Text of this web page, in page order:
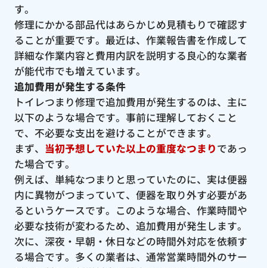
す。
修理にかかる部品代はあらかじめ見積もりで確認す
ることが重要です。最近は、作業報告書を作成して
詳細な作業内容と費用内訳を説明する良心的な業者
が能代市でも増えています。
追加費用が発生する条件
トイレつまり修理で追加費用が発生するのは、主に
以下のような場合です。事前に理解しておくこと
で、不必要な支出を避けることができます。
まず、 当初予想していた以上の重度なつまりであっ
た場合です。
例えば、単純なつまりと思っていたのに、実は便器
内に異物がつまっていて、便器を取り外す必要があ
るというケースです。このような場合、作業時間や
必要な技術が変わるため、追加費用が発生します。
次に、深夜・早朝・休日などの時間外対応を依頼す
る場合です。多くの業者は、通常営業時間外のサー